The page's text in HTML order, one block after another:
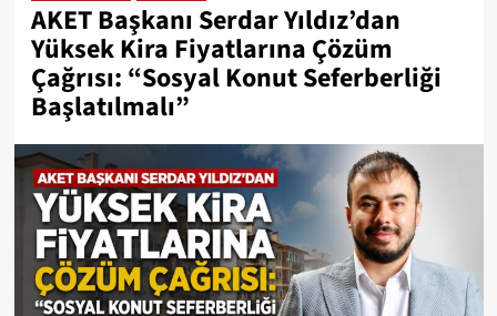
AKET Başkanı Serdar Yıldız’dan
Yüksek Kira Fiyatlarına Çözüm
Çağrısı: “Sosyal Konut Seferberliği
Başlatılmalı”